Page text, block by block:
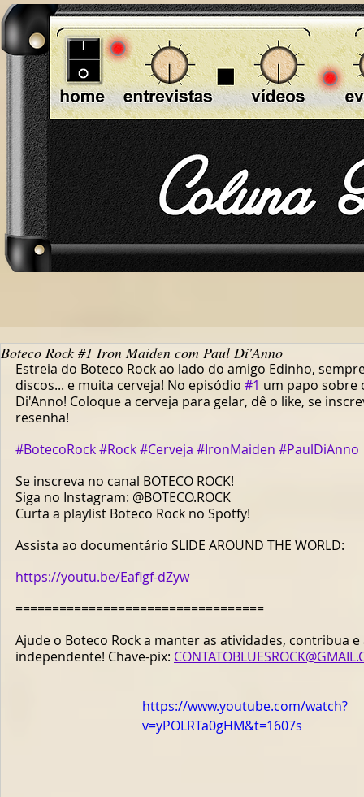
Boteco Rock #1 Iron Maiden com Paul Di'Anno
Estreia do Boteco Rock ao lado do amigo Edinho,
discos... e muita cerveja! No episódio #1 um papo sobre
Di'Anno! Coloque a cerveja para gelar, dê o like, se
resenha!
#BotecoRock#Rock#Cerveja #IronMaiden #PaulDiAnno
Se inscreva no canal BOTECO ROCK!
Siga no Instagram: @BOTECO.ROCK
Curta a playlist Boteco Rock no Spotfy!
Assista ao documentário SLIDE AROUND THE WORLD:
https://youtu.be/Eaflgf-dZyw
==================================
Ajude o Boteco Rock a manter as atividades, contribua
independente! Chave-pix:
https://www.youtube.com/watch?
v=yPOLRTa0gHM&t=1607s